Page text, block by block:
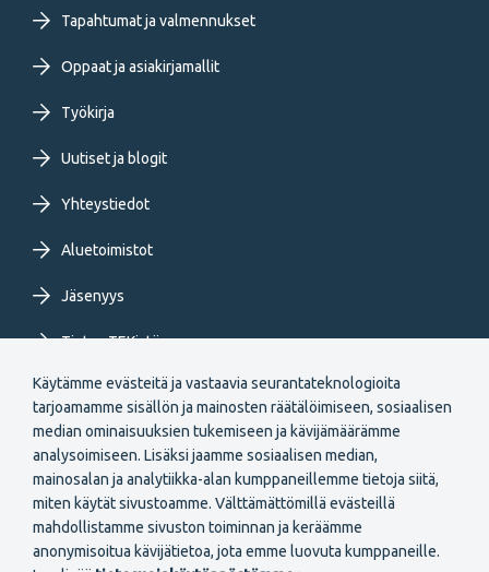
Käytämme evästeitä ja vastaavia seurantateknologioita
tarjoamamme sisällön ja mainosten räätälöimiseen, sosiaalisen
median ominaisuuksien tukemiseen ja kävijämäärämme
analysoimiseen. Lisäksi jaamme sosiaalisen median,
mainosalan ja analytiikka-alan kumppaneillemme tietoja siitä,
miten käytät sivustoamme. Välttämättömillä evästeillä
mahdollistamme sivuston toiminnan ja keräämme
anonymisoitua kävijätietoa, jota emme luovuta kumppaneille.
primary
menu
FI
Tapahtumat ja valmennukset
Oppaat ja asiakirjamallit
Työkirja
Uutiset ja blogit
Yhteystiedot
Aluetoimistot
Jäsenyys
Tietoa TEKistä
Extranet
Secondary
Liity jäseneksi